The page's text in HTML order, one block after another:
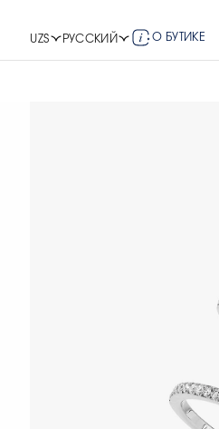
UZS РУССКИЙ О БУТИКЕ